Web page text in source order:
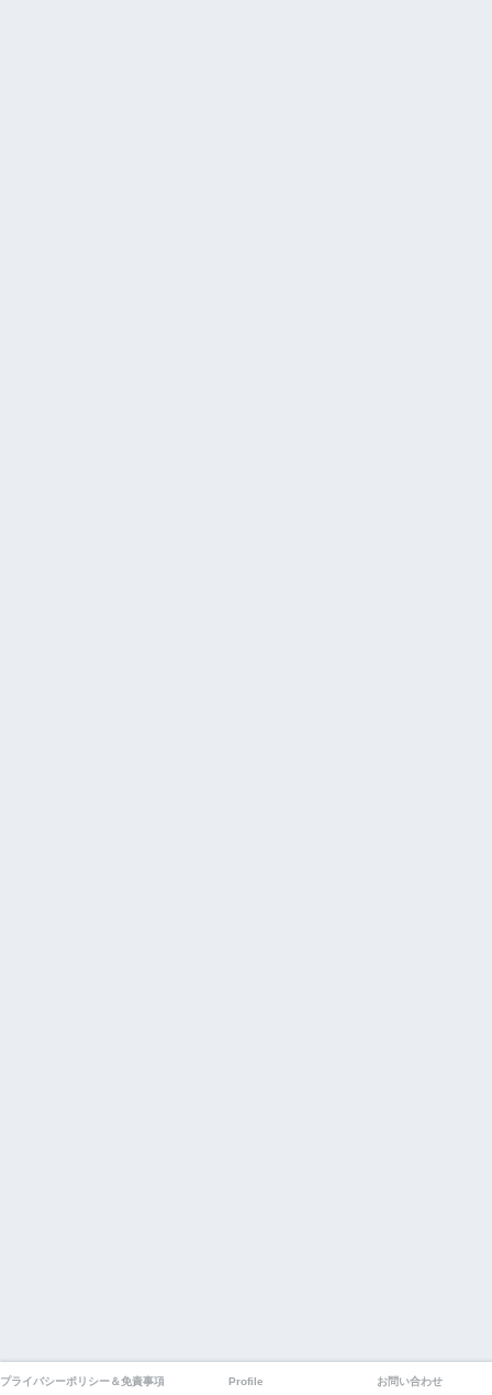
プライバシーポリシー＆免責事項 Profile お問い合わせ